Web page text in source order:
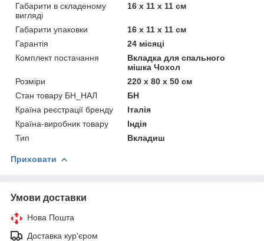
Габарити в складеному
вигляді
16 х 11 х 11 см
Габарити упаковки
16 х 11 х 11 см
Гарантія
24 місяці
Комплект постачання
Вкладка для спального
мішка Чохол
Розміри
220 x 80 х 50 см
Стан товару БН_НАЛ
БН
Країна реєстрації бренду
Італія
Країна-виробник товару
Індія
Тип
Вкладиш
Приховати
Умови доставки
Нова Пошта
Доставка кур'єром